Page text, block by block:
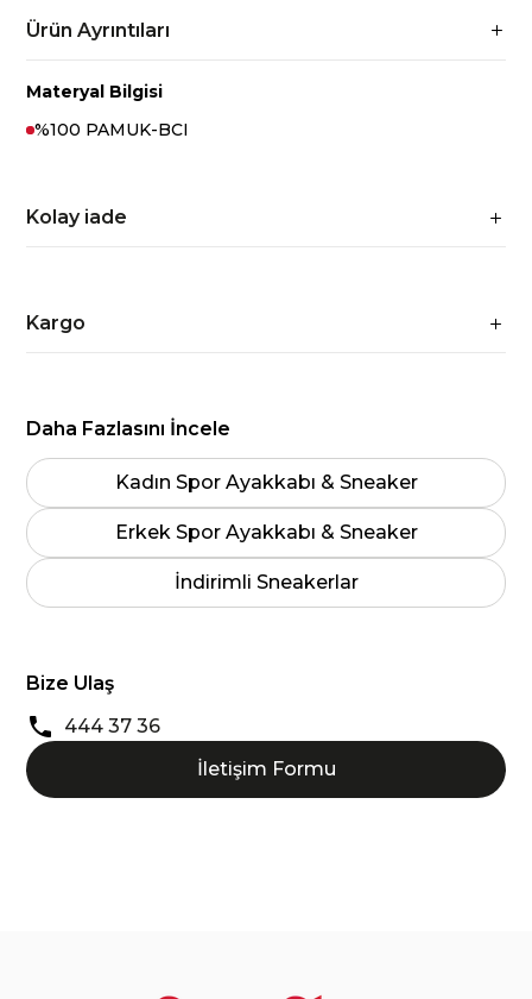
Ürün Ayrıntıları
Materyal Bilgisi
%100 PAMUK-BCI
Kolay iade
Kargo
Daha Fazlasını İncele
Kadın Spor Ayakkabı & Sneaker
Erkek Spor Ayakkabı & Sneaker
İndirimli Sneakerlar
Bize Ulaş
444 37 36
İletişim Formu